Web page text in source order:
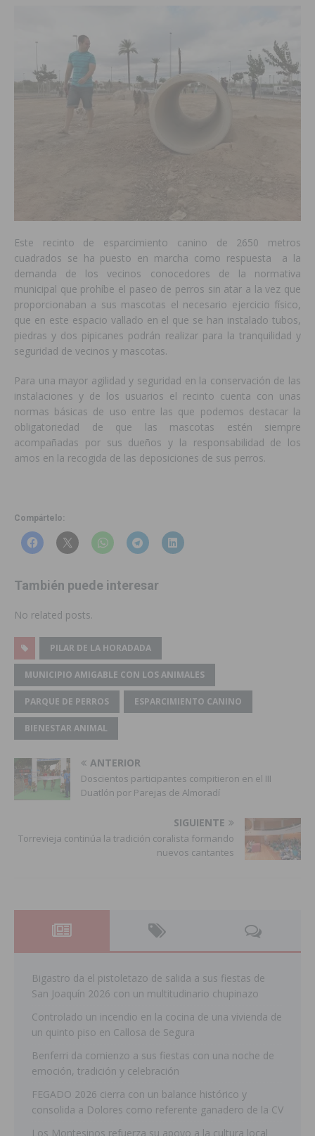
Este recinto de esparcimiento canino de 2650 metros
cuadrados se ha puesto en marcha como respuesta a la
demanda de los vecinos conocedores de la normativa
municipal que prohíbe el paseo de perros sin atar a la vez que
proporcionaban a sus mascotas el necesario ejercicio físico,
que en este espacio vallado en el que se han instalado tubos,
piedras y dos pipicanes podrán realizar para la tranquilidad y
seguridad de vecinos y mascotas.
Para una mayor agilidad y seguridad en la conservación de las
instalaciones y de los usuarios el recinto cuenta con unas
normas básicas de uso entre las que podemos destacar la
obligatoriedad de que las mascotas estén siempre
acompañadas por sus dueños y la responsabilidad de los
amos en la recogida de las deposiciones de sus perros.
Compártelo:
También puede interesar
No related posts.
PILAR DE LA HORADADA
MUNICIPIO AMIGABLE CON LOS ANIMALES
PARQUE DE PERROS ESPARCIMIENTO CANINO
BIENESTAR ANIMAL
ANTERIOR
Doscientos participantes compitieron en el III
Duatlón por Parejas de Almoradí
SIGUIENTE
Torrevieja continúa la tradición coralista formando
nuevos cantantes
Bigastro da el pistoletazo de salida a sus fiestas de
San Joaquín 2026 con un multitudinario chupinazo
Controlado un incendio en la cocina de una vivienda de
un quinto piso en Callosa de Segura
Benferri da comienzo a sus fiestas con una noche de
emoción, tradición y celebración
FEGADO 2026 cierra con un balance histórico y
consolida a Dolores como referente ganadero de la CV
Los Montesinos refuerza su apoyo a la cultura local